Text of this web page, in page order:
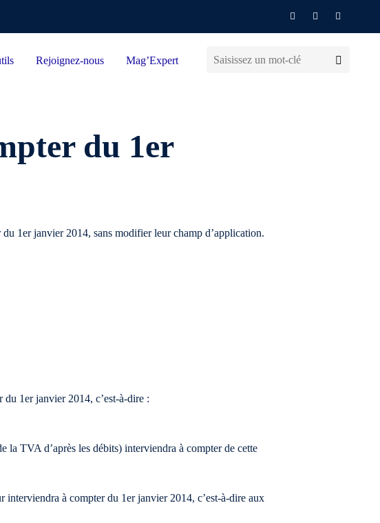
Rejoignez-nous Mag’Expert
du 1er
1er janvier 2014, sans modifier leur champ d’application.
1er janvier 2014, c’est-à-dire :
la TVA d’après les débits) interviendra à compter de cette
interviendra à compter du 1er janvier 2014, c’est-à-dire aux